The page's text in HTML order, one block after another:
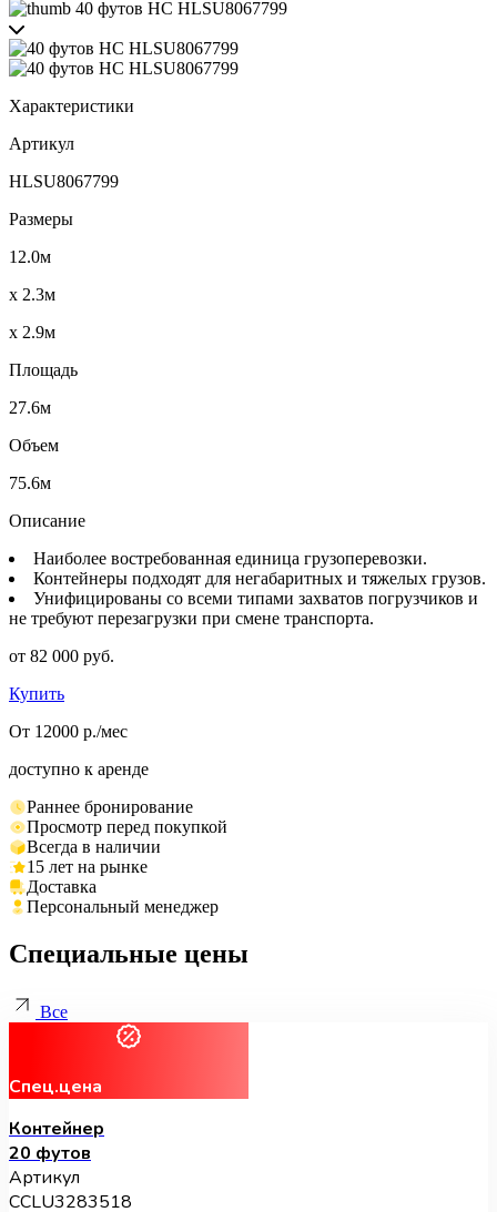
Характеристики
Артикул
HLSU8067799
Размеры
12.0м
x 2.3м
x 2.9м
Площадь
27.6м
Объем
75.6м
Описание
Наиболее востребованная единица грузоперевозки.
Контейнеры подходят для негабаритных и тяжелых грузов.
Унифицированы со всеми типами захватов погрузчиков и
не требуют перезагрузки при смене транспорта.
от 82 000 руб.
Купить
От 12000 р./мес
доступно к аренде
Раннее бронирование
Просмотр перед покупкой
Всегда в наличии
15 лет на рынке
Доставка
Персональный менеджер
Специальные цены
Все
Спец.цена
Контейнер
20 футов
Артикул
CCLU3283518